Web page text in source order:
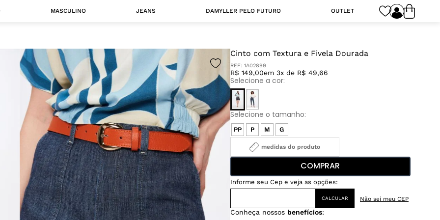
MASCULINO JEANS
Camisas
Jaquetas
CATEGORIA
DAMYLLER PELO FUTURO OUTLET
Cinto com Textura e Fivela Dourada
REF: 1A02899
R$ 149,00em 3x de R$ 49,66
PP P M G
medidas do produto
COMPRAR
Não sei meu CEP
Conheça nossos benefícios: